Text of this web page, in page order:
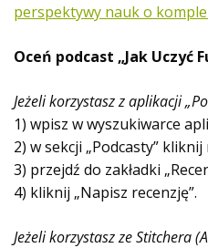
perspektywy nauk o
Oceń podcast „Jak Uczyć
Jeżeli korzystasz z aplikacji
1) wpisz w wyszukiwarce
2) w sekcji „Podcasty”
3) przejdź do zakładki
4) kliknij „Napisz recenzję”.
Jeżeli korzystasz ze Stitchera